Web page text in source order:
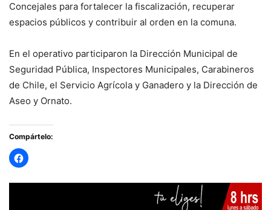
Concejales para fortalecer la fiscalización, recuperar
espacios públicos y contribuir al orden en la comuna.
En el operativo participaron la Dirección Municipal de
Seguridad Pública, Inspectores Municipales, Carabineros
de Chile, el Servicio Agrícola y Ganadero y la Dirección de
Aseo y Ornato.
Compártelo: